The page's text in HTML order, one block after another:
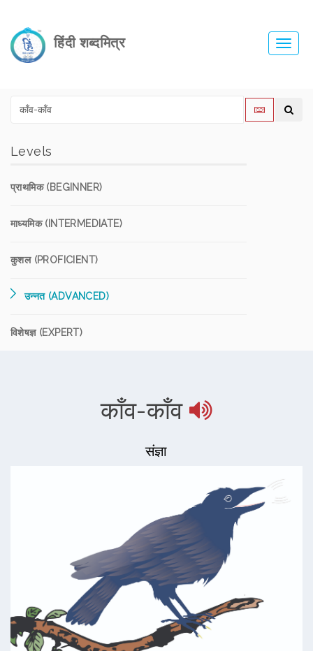
हिंदी शब्दमित्र
Levels
प्राथमिक (BEGINNER)
माध्यमिक (INTERMEDIATE)
कुशल (PROFICIENT)
उन्नत (ADVANCED)
विशेषज्ञ (EXPERT)
काँव-काँव
संज्ञा